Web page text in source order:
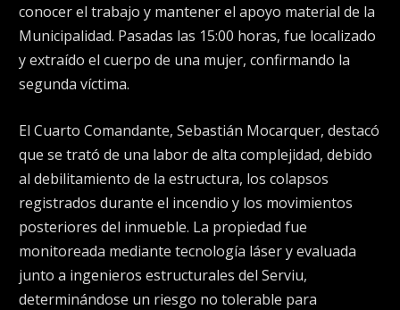
conocer el trabajo y mantener el apoyo material de la
Municipalidad. Pasadas las 15:00 horas, fue localizado
y extraído el cuerpo de una mujer, confirmando la
segunda víctima.
El Cuarto Comandante, Sebastián Mocarquer, destacó
que se trató de una labor de alta complejidad, debido
al debilitamiento de la estructura, los colapsos
registrados durante el incendio y los movimientos
posteriores del inmueble. La propiedad fue
monitoreada mediante tecnología láser y evaluada
junto a ingenieros estructurales del Serviu,
determinándose un riesgo no tolerable para